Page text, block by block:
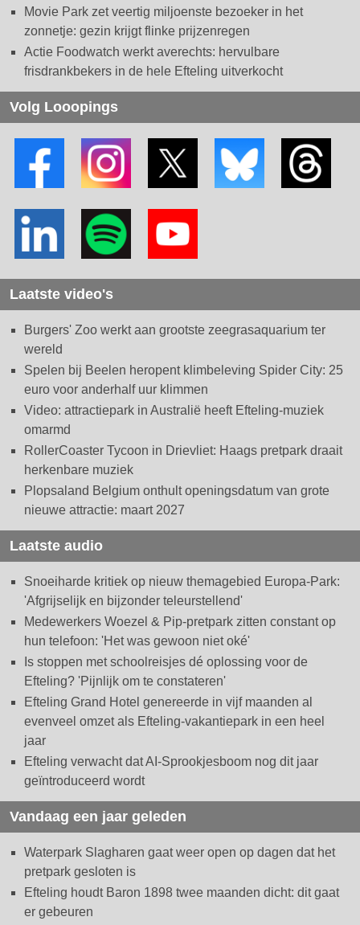
Movie Park zet veertig miljoenste bezoeker in het
zonnetje: gezin krijgt flinke prijzenregen
Actie Foodwatch werkt averechts: hervulbare
frisdrankbekers in de hele Efteling uitverkocht
Volg Looopings
Laatste video's
Burgers' Zoo werkt aan grootste zeegrasaquarium ter
wereld
Spelen bij Beelen heropent klimbeleving Spider City: 25
euro voor anderhalf uur klimmen
Video: attractiepark in Australië heeft Efteling-muziek
omarmd
RollerCoaster Tycoon in Drievliet: Haags pretpark draait
herkenbare muziek
Plopsaland Belgium onthult openingsdatum van grote
nieuwe attractie: maart 2027
Laatste audio
Snoeiharde kritiek op nieuw themagebied Europa-Park:
'Afgrijselijk en bijzonder teleurstellend'
Medewerkers Woezel & Pip-pretpark zitten constant op
hun telefoon: 'Het was gewoon niet oké'
Is stoppen met schoolreisjes dé oplossing voor de
Efteling? 'Pijnlijk om te constateren'
Efteling Grand Hotel genereerde in vijf maanden al
evenveel omzet als Efteling-vakantiepark in een heel
jaar
Efteling verwacht dat AI-Sprookjesboom nog dit jaar
geïntroduceerd wordt
Vandaag een jaar geleden
Waterpark Slagharen gaat weer open op dagen dat het
pretpark gesloten is
Efteling houdt Baron 1898 twee maanden dicht: dit gaat
er gebeuren